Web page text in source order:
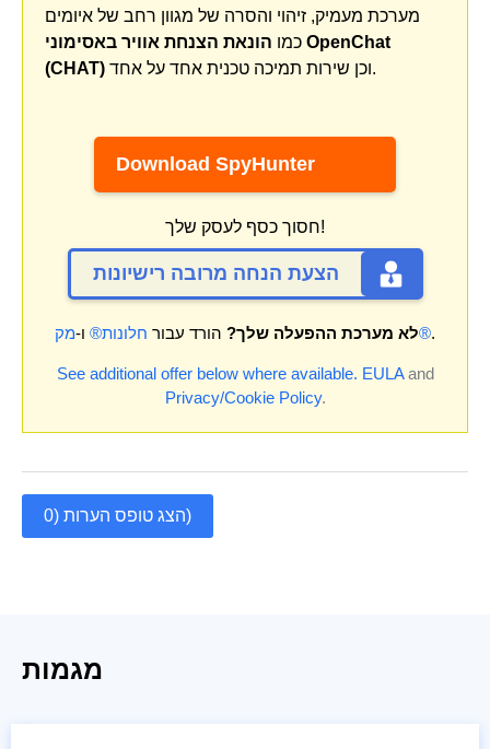
מערכת מעמיק, זיהוי והסרה של מגוון רחב של איומים
כמו הונאת הצנחת אוויר באסימוני OpenChat
(CHAT)
וכן שירות תמיכה טכנית אחד על אחד.
Download SpyHunter
חסוך כסף לעסק שלך!
הצעת הנחה מרובה רישיונות
לא מערכת ההפעלה שלך? הורד עבור חלונות® ו- מק®.
See additional offer below where available. EULAand
Privacy/Cookie Policy.
הצג טופס הערות (0)
מגמות